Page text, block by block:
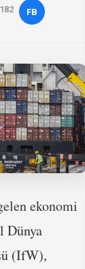
FB
ekonomi
Dünya
(IfW),